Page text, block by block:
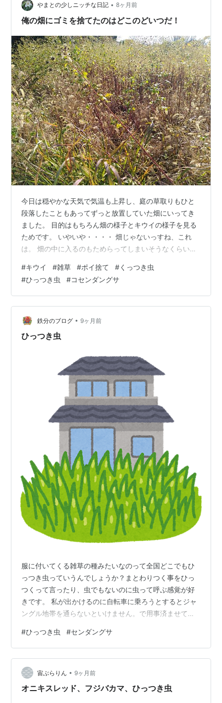
やまとの少しニッチな日記 • 8ヶ月前
俺の畑にゴミを捨てたのはどこのどいつだ！
今日は穏やかな天気で気温も上昇し、庭の草取りもひと
段落したこともあってずっと放置していた畑にいってき
ました。 目的はもちろん畑の様子とキウイの様子を見る
ためです。 いやいや・・・・ 畑じゃないっすね、これ
は。 畑の中に入るのもためらってしまいそうなくらい、
少しでも触れてしまったものならあっという間に刺され
ます（笑） 知らない間に刺されて、うっかりしゃがんだ
りすると「痛い！」ってなります。 私はこの雑草をくっ
つき虫って呼んでいますが、名前をネットで検索してみ
た結果、多分「コセンダングサ」だと思います。 このコ
センダングサを調べていたらこんな画像が…
#キウイ #雑草 #ポイ捨て #くっつき虫
#ひっつき虫 #コセンダングサ
鉄分のブログ • 9ヶ月前
ひっつき虫
服に付いてくる雑草の種みたいなのって全国どこでもひ
っつき虫っていうんでしょうか？まとわりつく事をひっ
つくって言ったり、虫でもないのに虫って呼ぶ感覚が好
きです。 私が出かけるのに自転車に乗ろうとするとジャ
ングル地帯を通らないといけません。で用事済ませて帰
多分みんなが一番嫌がるセンダングサっていうヤツで、
もうずーっと悩まされてますよ。じゃあそのひっつき虫
の草を抜いたったら良いんですけど、ひっつき虫にひっ
つかれまくる覚悟が必要でなかなか手が出せない。でも
もういい加減このバトルを終わらせたいので、今度見か
#ひっつき虫 #センダングサ
宙ぶらりん • 9ヶ月前
オニキスレッド、フジバカマ、ひっつき虫